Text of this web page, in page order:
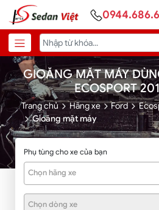
GIOĂNG MẶT MÁY
ECOSPORT
Trang chủ Hãng xe Ford
Gioăng mặt máy
Phụ tùng cho xe của bạn
Chọn hãng xe
Chọn dòng xe